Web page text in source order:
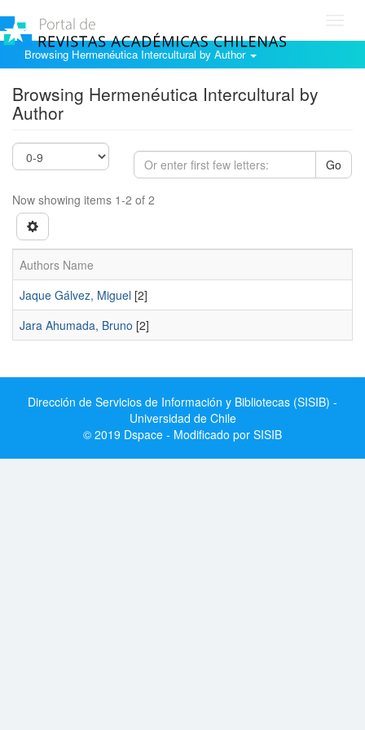
Browsing Hermenéutica Intercultural by Author
Browsing Hermenéutica Intercultural by
Author
Go
Now showing items 1-2 of 2
Authors Name
Jaque Gálvez, Miguel [2]
Jara Ahumada, Bruno [2]
Dirección de Servicios de Información y Bibliotecas (SISIB) -
Universidad de Chile
© 2019 Dspace - Modificado por SISIB